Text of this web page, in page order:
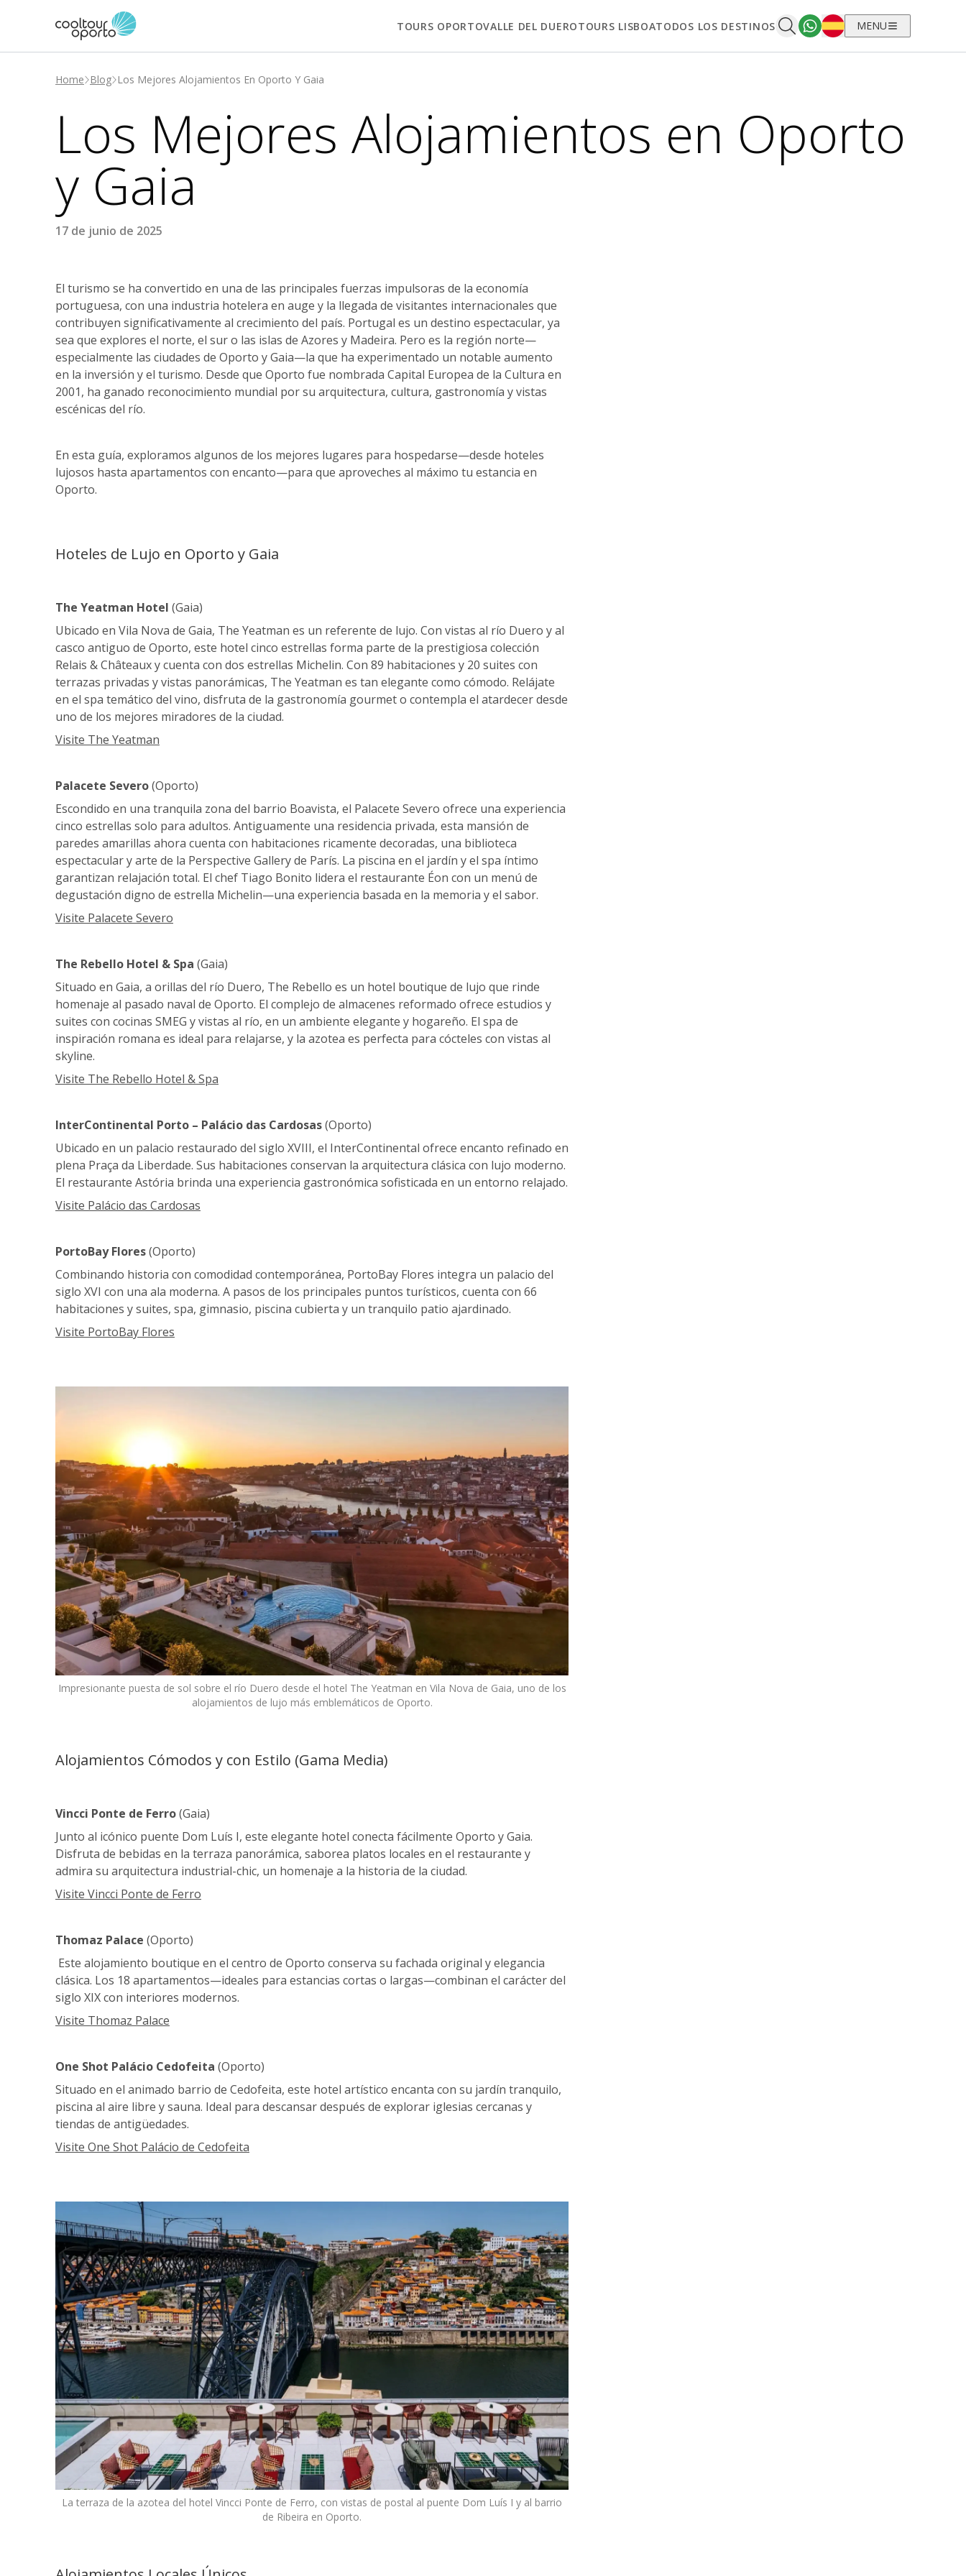
TOURS OPORTOVALLE DEL DUEROTOURS LISBOATODOS LOS DESTINOS EspañolMENU
Home Blog Los Mejores Alojamientos En Oporto Y Gaia
Los Mejores Alojamientos en Oporto
y Gaia
17 de junio de 2025
El turismo se ha convertido en una de las principales fuerzas impulsoras de la economía
portuguesa, con una industria hotelera en auge y la llegada de visitantes internacionales que
contribuyen significativamente al crecimiento del país. Portugal es un destino espectacular, ya
sea que explores el norte, el sur o las islas de Azores y Madeira. Pero es la región norte—
especialmente las ciudades de Oporto y Gaia—la que ha experimentado un notable aumento
en la inversión y el turismo. Desde que Oporto fue nombrada Capital Europea de la Cultura en
2001, ha ganado reconocimiento mundial por su arquitectura, cultura, gastronomía y vistas
escénicas del río.
En esta guía, exploramos algunos de los mejores lugares para hospedarse—desde hoteles
lujosos hasta apartamentos con encanto—para que aproveches al máximo tu estancia en
Oporto.
Hoteles de Lujo en Oporto y Gaia
The Yeatman Hotel (Gaia)
Ubicado en Vila Nova de Gaia, The Yeatman es un referente de lujo. Con vistas al río Duero y al
casco antiguo de Oporto, este hotel cinco estrellas forma parte de la prestigiosa colección
Relais & Châteaux y cuenta con dos estrellas Michelin. Con 89 habitaciones y 20 suites con
terrazas privadas y vistas panorámicas, The Yeatman es tan elegante como cómodo. Relájate
en el spa temático del vino, disfruta de la gastronomía gourmet o contempla el atardecer desde
uno de los mejores miradores de la ciudad.
Visite The Yeatman
Palacete Severo(Oporto)
Escondido en una tranquila zona del barrio Boavista, el Palacete Severo ofrece una experiencia
cinco estrellas solo para adultos. Antiguamente una residencia privada, esta mansión de
paredes amarillas ahora cuenta con habitaciones ricamente decoradas, una biblioteca
espectacular y arte de la Perspective Gallery de París. La piscina en el jardín y el spa íntimo
garantizan relajación total. El chef Tiago Bonito lidera el restaurante Éon con un menú de
degustación digno de estrella Michelin—una experiencia basada en la memoria y el sabor.
Visite Palacete Severo
The Rebello Hotel & Spa (Gaia)
Situado en Gaia, a orillas del río Duero, The Rebello es un hotel boutique de lujo que rinde
homenaje al pasado naval de Oporto. El complejo de almacenes reformado ofrece estudios y
suites con cocinas SMEG y vistas al río, en un ambiente elegante y hogareño. El spa de
inspiración romana es ideal para relajarse, y la azotea es perfecta para cócteles con vistas al
skyline.
Visite The Rebello Hotel & Spa
InterContinental Porto – Palácio das Cardosas(Oporto)
Ubicado en un palacio restaurado del siglo XVIII, el InterContinental ofrece encanto refinado en
plena Praça da Liberdade. Sus habitaciones conservan la arquitectura clásica con lujo moderno.
El restaurante Astória brinda una experiencia gastronómica sofisticada en un entorno relajado.
Visite Palácio das Cardosas
PortoBay Flores(Oporto)
Combinando historia con comodidad contemporánea, PortoBay Flores integra un palacio del
siglo XVI con una ala moderna. A pasos de los principales puntos turísticos, cuenta con 66
habitaciones y suites, spa, gimnasio, piscina cubierta y un tranquilo patio ajardinado.
Visite PortoBay Flores
Impresionante puesta de sol sobre el río Duero desde el hotel The Yeatman en Vila Nova de Gaia, uno de los
alojamientos de lujo más emblemáticos de Oporto.
Alojamientos Cómodos y con Estilo (Gama Media)
Vincci Ponte de Ferro(Gaia)
Junto al icónico puente Dom Luís I, este elegante hotel conecta fácilmente Oporto y Gaia.
Disfruta de bebidas en la terraza panorámica, saborea platos locales en el restaurante y
admira su arquitectura industrial-chic, un homenaje a la historia de la ciudad.
Visite Vincci Ponte de Ferro
Thomaz Palace (Oporto)
Este alojamiento boutique en el centro de Oporto conserva su fachada original y elegancia
clásica. Los 18 apartamentos—ideales para estancias cortas o largas—combinan el carácter del
siglo XIX con interiores modernos.
Visite Thomaz Palace
One Shot Palácio Cedofeita (Oporto)
Situado en el animado barrio de Cedofeita, este hotel artístico encanta con su jardín tranquilo,
piscina al aire libre y sauna. Ideal para descansar después de explorar iglesias cercanas y
tiendas de antigüedades.
Visite One Shot Palácio de Cedofeita
La terraza de la azotea del hotel Vincci Ponte de Ferro, con vistas de postal al puente Dom Luís I y al barrio
de Ribeira en Oporto.